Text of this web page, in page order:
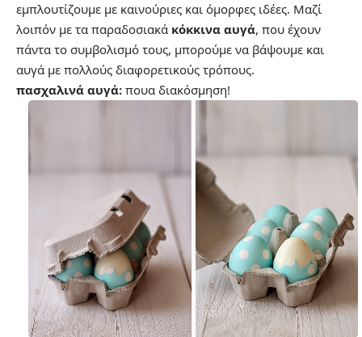
εμπλουτίζουμε με καινούριες και όμορφες ιδέες. Μαζί
λοιπόν με τα παραδοσιακά κόκκινα αυγά, που έχουν
πάντα το συμβολισμό τους, μπορούμε να βάψουμε και
αυγά με πολλούς διαφορετικούς τρόπους.
πασχαλινά αυγά: πουα διακόσμηση!